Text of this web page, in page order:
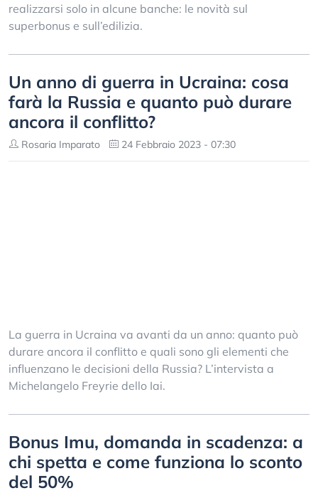
realizzarsi solo in alcune banche: le novità sul
superbonus e sull’edilizia.
Un anno di guerra in Ucraina: cosa
farà la Russia e quanto può durare
ancora il conflitto?
Rosaria Imparato 24 Febbraio 2023 - 07:30
La guerra in Ucraina va avanti da un anno: quanto può
durare ancora il conflitto e quali sono gli elementi che
influenzano le decisioni della Russia? L’intervista a
Michelangelo Freyrie dello Iai.
Bonus Imu, domanda in scadenza: a
chi spetta e come funziona lo sconto
del 50%